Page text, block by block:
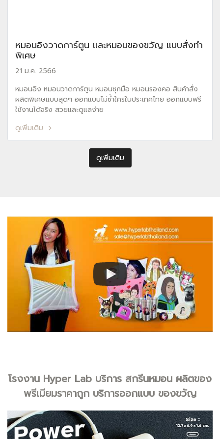
หมอนอิงวาดการ์ตูน และหมอนของขวัญ แบบสั่งทำ
พิเศษ
21 ม.ค. 2566
หมอนอิง หมอนวาดการ์ตูน หมอนซุกมือ หมอนรองคอ สินค้าสั่ง
ผลิตพิเศษแบบสุดๆ ออกแบบไม่ซ้ำใครในประเทศไทย ออกแบบฟรี
ใช้งานได้จริง สวยและดูแลง่าย
ดูเพิ่มเติม
ดูเพิ่มเติม
โรงงาน Hyper Lab บริการ สกรีนหมอน ผลิตของ
พรีเมียมราคาถูก บริการออกแบบ ของขวัญ